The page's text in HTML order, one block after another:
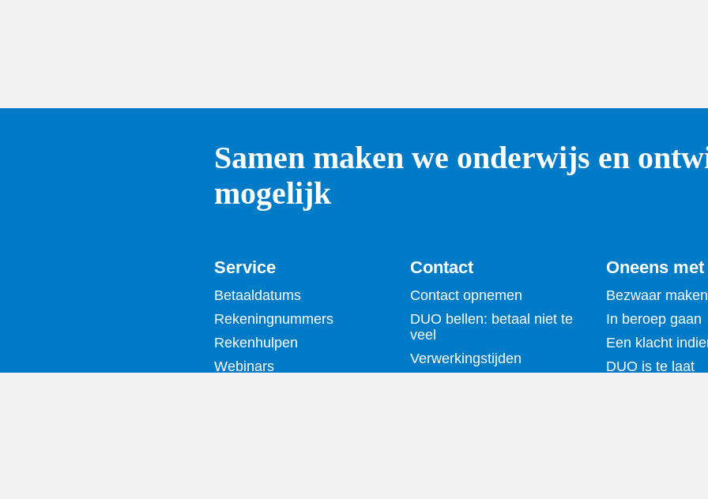
Samen maken we onderwijs en
mogelijk
Service
Betaaldatums
Rekeningnummers
Rekenhulpen
Webinars
Contact
Contact opnemen
DUO bellen: betaal niet te
veel
Verwerkingstijden
Oneens met
Bezwaar maken
In beroep gaan
Een klacht
DUO is te laat